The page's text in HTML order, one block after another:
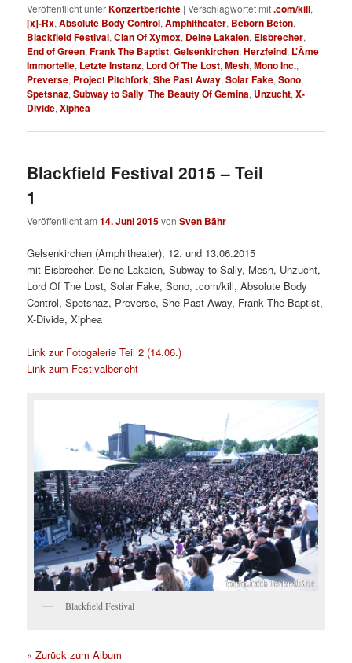
Veröffentlicht unterKonzertberichte |Verschlagwortet mit.com/kill,
[x]-Rx,Absolute Body Control,Amphitheater, Beborn Beton,
Blackfield Festival,Clan Of Xymox, Deine Lakaien, Eisbrecher,
End of Green,Frank The Baptist,Gelsenkirchen,Herzfeind, L’Âme
Immortelle, Letzte Instanz, Lord Of The Lost,Mesh,Mono Inc.,
Preverse, Project Pitchfork,She Past Away,Solar Fake,Sono,
Spetsnaz,Subway to Sally,The Beauty Of Gemina, Unzucht,X-
Divide,Xiphea
Blackfield Festival 2015 – Teil
1
Veröffentlicht am14. Juni 2015vonSven Bähr
Gelsenkirchen (Amphitheater), 12. und 13.06.2015
mit Eisbrecher, Deine Lakaien, Subway to Sally, Mesh, Unzucht,
Lord Of The Lost, Solar Fake, Sono, .com/kill, Absolute Body
Control, Spetsnaz, Preverse, She Past Away, Frank The Baptist,
X-Divide, Xiphea
Link zur Fotogalerie Teil 2 (14.06.)
Link zum Festivalbericht
Blackfield Festival
« Zurück zum Album